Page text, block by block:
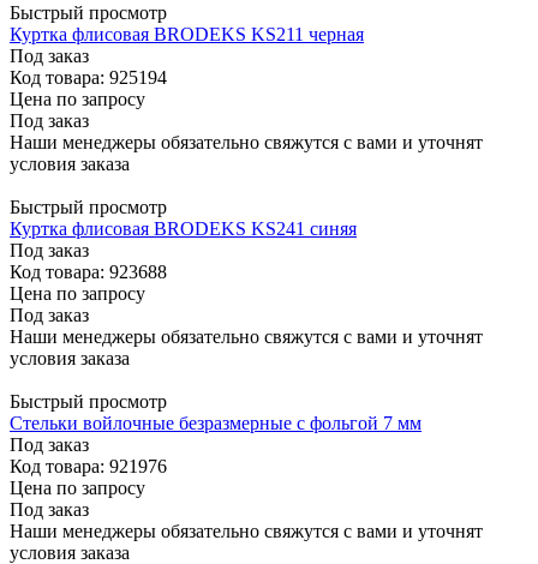
Быстрый просмотр
Куртка флисовая BRODEKS KS211 черная
Под заказ
Код товара: 925194
Цена по запросу
Под заказ
Наши менеджеры обязательно свяжутся с вами и уточнят
условия заказа
Быстрый просмотр
Куртка флисовая BRODEKS KS241 синяя
Под заказ
Код товара: 923688
Цена по запросу
Под заказ
Наши менеджеры обязательно свяжутся с вами и уточнят
условия заказа
Быстрый просмотр
Стельки войлочные безразмерные с фольгой 7 мм
Под заказ
Код товара: 921976
Цена по запросу
Под заказ
Наши менеджеры обязательно свяжутся с вами и уточнят
условия заказа